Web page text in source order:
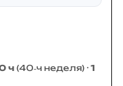
ч(40‑ч неделя) · 1